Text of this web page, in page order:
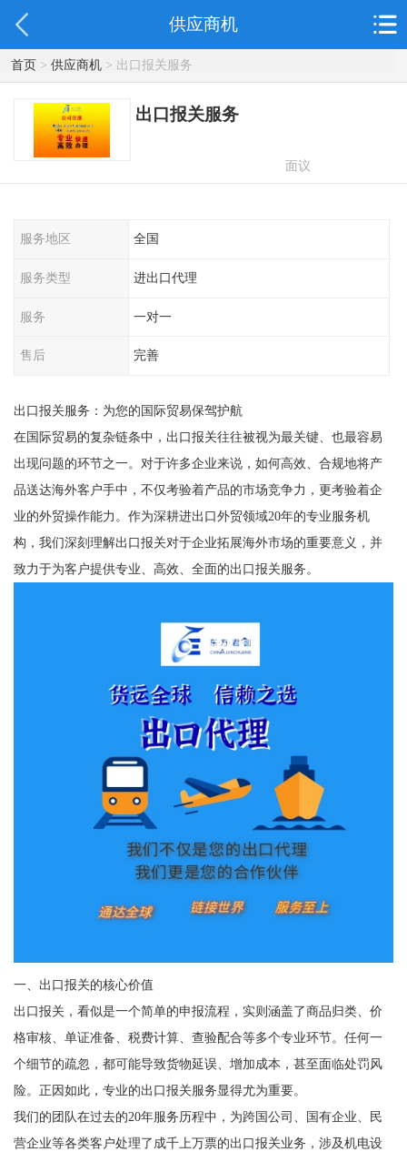
供应商机
首页> 供应商机> 出口报关服务
出口报关服务
面议
服务地区 全国
服务类型 进出口代理
服务 一对一
售后 完善
出口报关服务：为您的国际贸易保驾护航
在国际贸易的复杂链条中，出口报关往往被视为最关键、也最容易
出现问题的环节之一。对于许多企业来说，如何高效、合规地将产
品送达海外客户手中，不仅考验着产品的市场竞争力，更考验着企
业的外贸操作能力。作为深耕进出口外贸领域20年的专业服务机
构，我们深刻理解出口报关对于企业拓展海外市场的重要意义，并
致力于为客户提供专业、高效、全面的出口报关服务。
一、出口报关的核心价值
出口报关，看似是一个简单的申报流程，实则涵盖了商品归类、价
格审核、单证准备、税费计算、查验配合等多个专业环节。任何一
个细节的疏忽，都可能导致货物延误、增加成本，甚至面临处罚风
险。正因如此，专业的出口报关服务显得尤为重要。
我们的团队在过去的20年服务历程中，为跨国公司、国有企业、民
营企业等各类客户处理了成千上万票的出口报关业务，涉及机电设